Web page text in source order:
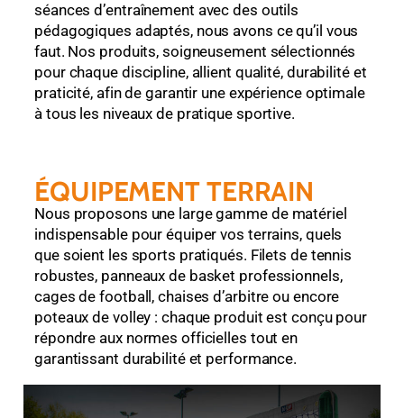
séances d’entraînement avec des outils
pédagogiques adaptés, nous avons ce qu’il vous
faut. Nos produits, soigneusement sélectionnés
pour chaque discipline, allient qualité, durabilité et
praticité, afin de garantir une expérience optimale
à tous les niveaux de pratique sportive.
ÉQUIPEMENT TERRAIN
Nous proposons une large gamme de matériel
indispensable pour équiper vos terrains, quels
que soient les sports pratiqués. Filets de tennis
robustes, panneaux de basket professionnels,
cages de football, chaises d’arbitre ou encore
poteaux de volley : chaque produit est conçu pour
répondre aux normes officielles tout en
garantissant durabilité et performance.